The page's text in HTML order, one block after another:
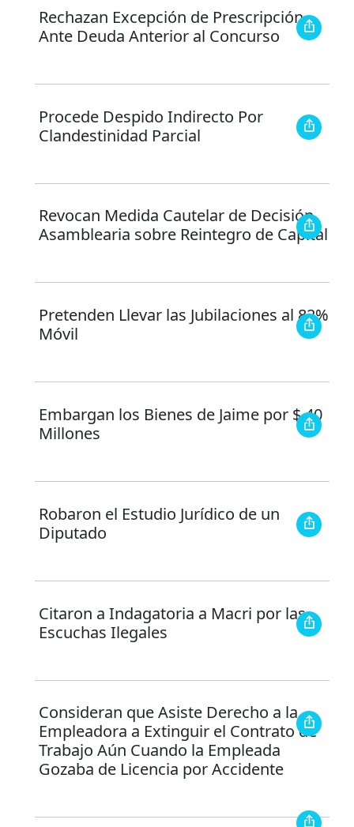
Rechazan Excepción de Prescripción
Ante Deuda Anterior al Concurso
Procede Despido Indirecto Por
Clandestinidad Parcial
Revocan Medida Cautelar de Decisión
Asamblearia sobre Reintegro de Capital
Pretenden Llevar las Jubilaciones al 82%
Móvil
Embargan los Bienes de Jaime por $ 40
Millones
Robaron el Estudio Jurídico de un
Diputado
Citaron a Indagatoria a Macri por las
Escuchas Ilegales
Consideran que Asiste Derecho a la
Empleadora a Extinguir el Contrato de
Trabajo Aún Cuando la Empleada
Gozaba de Licencia por Accidente